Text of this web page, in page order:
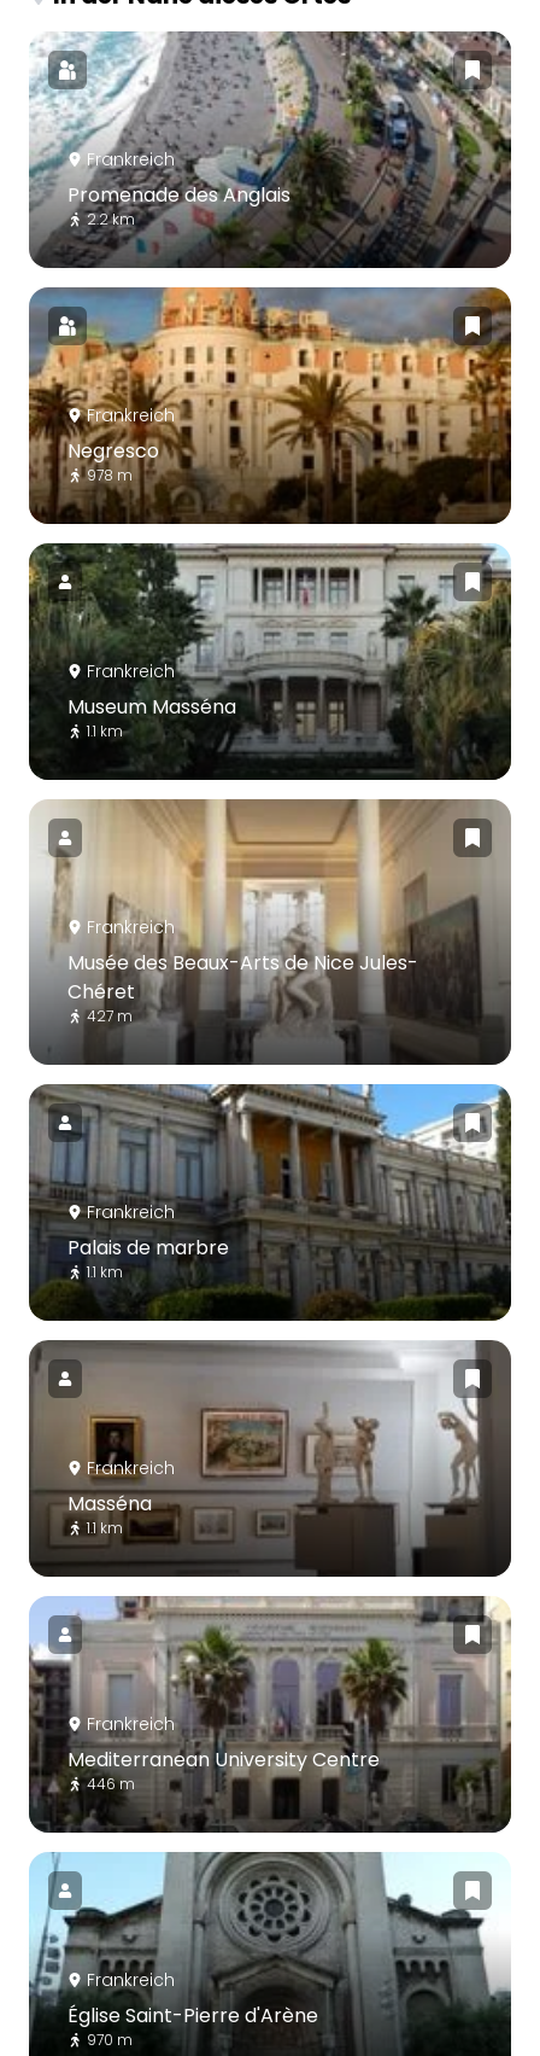
Frankreich
Promenade des Anglais
2.2 km
Frankreich
Negresco
978 m
Frankreich
Museum Masséna
1.1 km
Frankreich
Musée des Beaux-Arts de Nice Jules-
Chéret
427 m
Frankreich
Palais de marbre
1.1 km
Frankreich
Masséna
1.1 km
Frankreich
Mediterranean University Centre
446 m
Frankreich
Église Saint-Pierre d'Arène
970 m